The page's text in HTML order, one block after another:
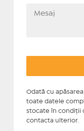
Odată cu
toate datele
stocate în condiţii
contacta ulterior.